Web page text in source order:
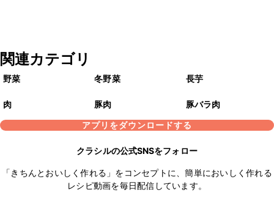
関連カテゴリ
野菜 冬野菜 長芋
肉 豚肉
豚バラ肉
アプリをダウンロードする
クラシルの公式SNSをフォロー
「きちんとおいしく作れる」をコンセプトに、簡単においしく作れる
レシピ動画を毎日配信しています。